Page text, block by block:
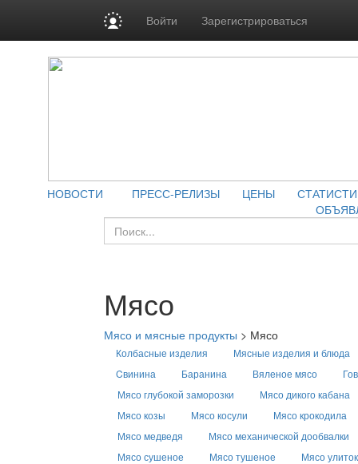
Войти Зарегистрироваться
НОВОСТИ ПРЕСС-РЕЛИЗЫ ЦЕНЫ
Мясо
Мясо и мясные продукты > Мясо
Колбасные изделия
Мясные изделия и блюда
Cвинина
Баранина Вяленое мясо
Мясо глубокой заморозки
Мясо дикого кабана
Мясо козы
Мясо косули
Мясо крокодила
Мясо медведя
Мясо механической дообвалки
Мясо сушеное
Мясо тушеное Мясо улиток